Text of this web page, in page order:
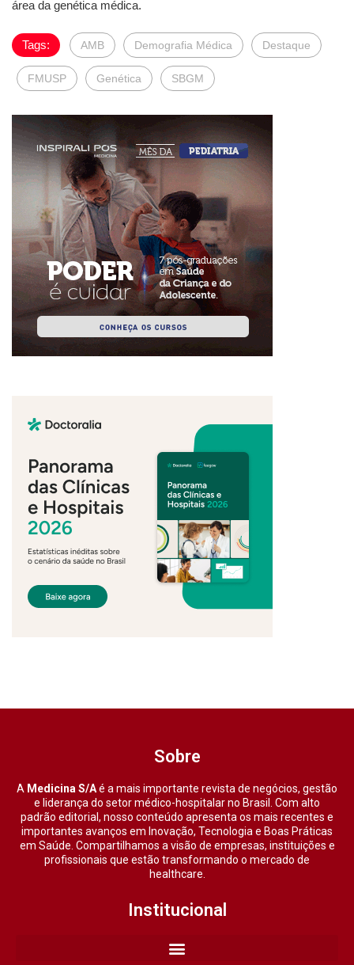
área da genética médica.
Tags: AMB Demografia Médica Destaque
FMUSP Genética SBGM
Sobre
A Medicina S/Aé a mais importante revista de negócios, gestão
e liderança do setor médico-hospitalar no Brasil. Com alto
padrão editorial, nosso conteúdo apresenta os mais recentes e
importantes avanços em Inovação, Tecnologia e Boas Práticas
em Saúde. Compartilhamos a visão de empresas, instituições e
profissionais que estão transformando o mercado de
healthcare.
Institucional